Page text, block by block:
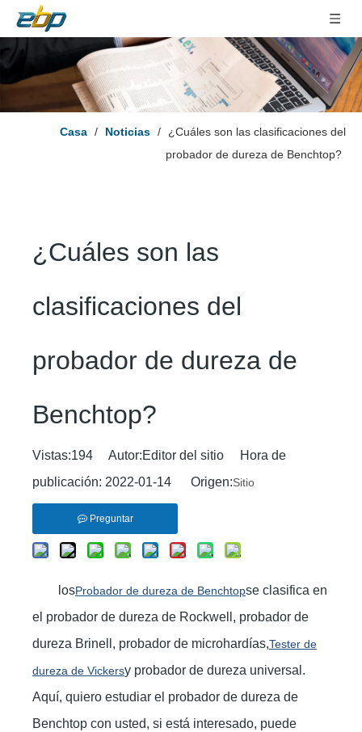
Casa / Noticias /
¿Cuáles son las clasificaciones del
probador de dureza de Benchtop?
¿Cuáles son las
clasificaciones del
probador de dureza de
Benchtop?
Vistas:194 Autor:Editor del sitio Hora de
publicación: 2022-01-14 Origen:Sitio
Preguntar
losProbador de dureza de Benchtopse clasifica en
el probador de dureza de Rockwell, probador de
dureza Brinell, probador de microhardías,Tester de
dureza de Vickersy probador de dureza universal.
Aquí, quiero estudiar el probador de dureza de
Benchtop con usted, si está interesado, puede